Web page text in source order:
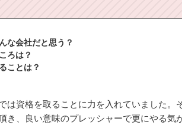
な会社だと思う？
ろは？
ことは？
は資格を取ることに力を入れていました。
き、良い意味のプレッシャーで更にやる気